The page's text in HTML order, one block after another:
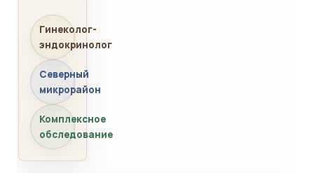
Гинеколог-
эндокринолог
Северный
микрорайон
Комплексное
обследование